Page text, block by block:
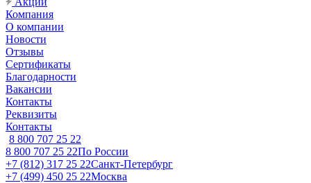
Компания
О компании
Новости
Отзывы
Сертификаты
Благодарности
Вакансии
Контакты
Реквизиты
Контакты
8 800 707 25 22
8 800 707 25 22По России
+7 (812) 317 25 22Санкт-Петербург
+7 (499) 450 25 22Москва